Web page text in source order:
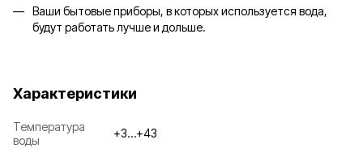
Ваши бытовые приборы, в которых используется вода,
будут работать лучше и дольше.
Характеристики
Температура
воды
+3…+43